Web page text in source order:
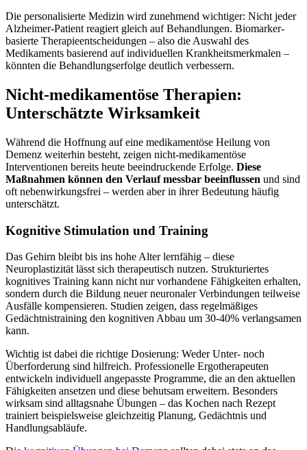
Die personalisierte Medizin wird zunehmend wichtiger: Nicht jeder
Alzheimer-Patient reagiert gleich auf Behandlungen. Biomarker-
basierte Therapieentscheidungen – also die Auswahl des
Medikaments basierend auf individuellen Krankheitsmerkmalen –
könnten die Behandlungserfolge deutlich verbessern.
Nicht-medikamentöse Therapien:
Unterschätzte Wirksamkeit
Während die Hoffnung auf eine medikamentöse Heilung von
Demenz weiterhin besteht, zeigen nicht-medikamentöse
Interventionen bereits heute beeindruckende Erfolge. Diese
Maßnahmen können den Verlauf messbar beeinflussen und sind
oft nebenwirkungsfrei – werden aber in ihrer Bedeutung häufig
unterschätzt.
Kognitive Stimulation und Training
Das Gehirn bleibt bis ins hohe Alter lernfähig – diese
Neuroplastizität lässt sich therapeutisch nutzen. Strukturiertes
kognitives Training kann nicht nur vorhandene Fähigkeiten erhalten,
sondern durch die Bildung neuer neuronaler Verbindungen teilweise
Ausfälle kompensieren. Studien zeigen, dass regelmäßiges
Gedächtnistraining den kognitiven Abbau um 30-40% verlangsamen
kann.
Wichtig ist dabei die richtige Dosierung: Weder Unter- noch
Überforderung sind hilfreich. Professionelle Ergotherapeuten
entwickeln individuell angepasste Programme, die an den aktuellen
Fähigkeiten ansetzen und diese behutsam erweitern. Besonders
wirksam sind alltagsnahe Übungen – das Kochen nach Rezept
trainiert beispielsweise gleichzeitig Planung, Gedächtnis und
Handlungsabläufe.